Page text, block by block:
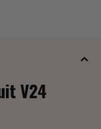
V24